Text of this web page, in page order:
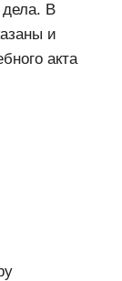
В
и
акта